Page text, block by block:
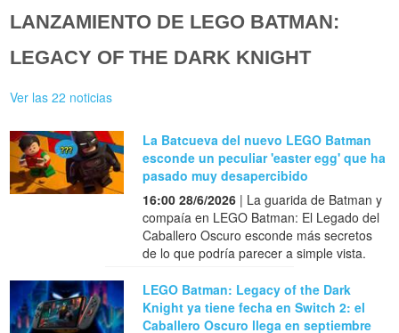
LANZAMIENTO DE LEGO BATMAN:
LEGACY OF THE DARK KNIGHT
Ver las 22 noticias
La Batcueva del nuevo LEGO Batman
esconde un peculiar 'easter egg' que ha
pasado muy desapercibido
16:00 28/6/2026 | La guarida de Batman y
compaía en LEGO Batman: El Legado del
Caballero Oscuro esconde más secretos
de lo que podría parecer a simple vista.
LEGO Batman: Legacy of the Dark
Knight ya tiene fecha en Switch 2: el
Caballero Oscuro llega en septiembre